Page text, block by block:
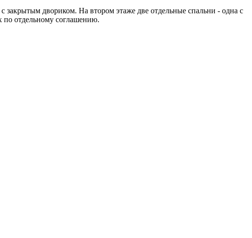
с закрытым двориком. На втором этаже две отдельные спальни - одна с
отдельному соглашению.